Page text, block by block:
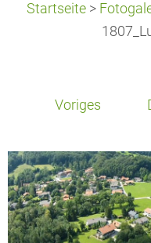
Startseite >
Voriges